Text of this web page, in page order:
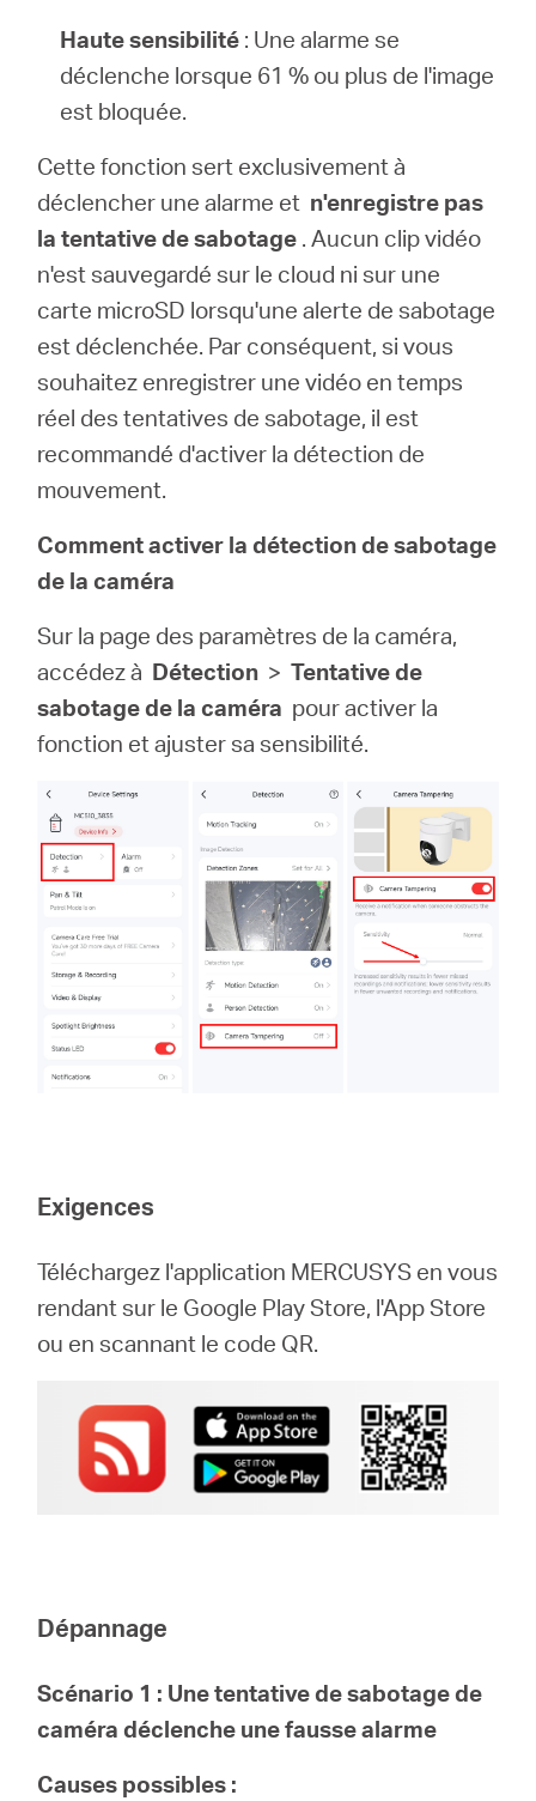
Haute sensibilité : Une alarme se
déclenche lorsque 61 % ou plus de l'image
est bloquée.
Cette fonction sert exclusivement à
déclencher une alarme et n'enregistre pas
la tentative de sabotage . Aucun clip vidéo
n'est sauvegardé sur le cloud ni sur une
carte microSD lorsqu'une alerte de sabotage
est déclenchée. Par conséquent, si vous
souhaitez enregistrer une vidéo en temps
réel des tentatives de sabotage, il est
recommandé d'activer la détection de
mouvement.
Comment activer la détection de sabotage
de la caméra
Sur la page des paramètres de la caméra,
accédez à Détection >Tentative de
sabotage de la caméra pour activer la
fonction et ajuster sa sensibilité.
Exigences
Téléchargez l'application MERCUSYS en vous
rendant sur le Google Play Store, l'App Store
ou en scannant le code QR.
Dépannage
Scénario 1 : Une tentative de sabotage de
caméra déclenche une fausse alarme
Causes possibles :